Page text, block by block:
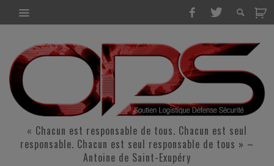
« Chacun est responsable de tous. Chacun est seul
responsable. Chacun est seul responsable de tous » –
Antoine de Saint-Exupéry